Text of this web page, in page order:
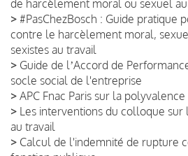
de harcèlement moral ou sexuel
> #PasChezBosch : Guide pratique
contre le harcèlement moral,
sexistes au travail
> Guide de lʼAccord de
socle social de l'entreprise
> APC Fnac Paris sur la polyvalence
> Les interventions du colloque
au travail
> Calcul de l'indemnité de rupture